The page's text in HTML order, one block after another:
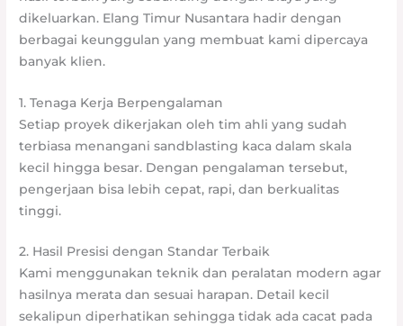
dikeluarkan. Elang Timur Nusantara hadir dengan
berbagai keunggulan yang membuat kami dipercaya
banyak klien.
1. Tenaga Kerja Berpengalaman
Setiap proyek dikerjakan oleh tim ahli yang sudah
terbiasa menangani sandblasting kaca dalam skala
kecil hingga besar. Dengan pengalaman tersebut,
pengerjaan bisa lebih cepat, rapi, dan berkualitas
tinggi.
2. Hasil Presisi dengan Standar Terbaik
Kami menggunakan teknik dan peralatan modern agar
hasilnya merata dan sesuai harapan. Detail kecil
sekalipun diperhatikan sehingga tidak ada cacat pada